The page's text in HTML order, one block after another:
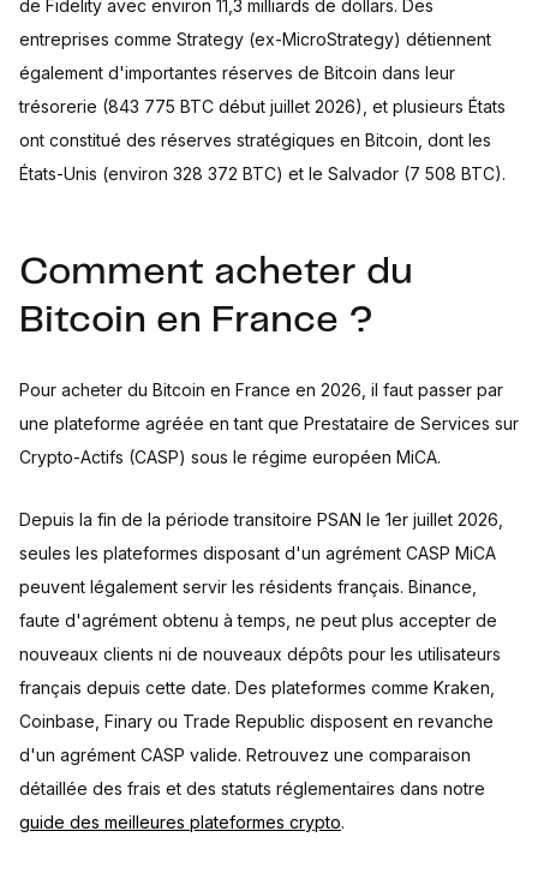
de Fidelity avec environ 11,3 milliards de dollars. Des
entreprises comme Strategy (ex-MicroStrategy) détiennent
également d'importantes réserves de Bitcoin dans leur
trésorerie (843 775 BTC début juillet 2026), et plusieurs États
ont constitué des réserves stratégiques en Bitcoin, dont les
États-Unis (environ 328 372 BTC) et le Salvador (7 508 BTC).
Comment acheter du
Bitcoin en France ?
Pour acheter du Bitcoin en France en 2026, il faut passer par
une plateforme agréée en tant que Prestataire de Services sur
Crypto-Actifs (CASP) sous le régime européen MiCA.
Depuis la fin de la période transitoire PSAN le 1er juillet 2026,
seules les plateformes disposant d'un agrément CASP MiCA
peuvent légalement servir les résidents français. Binance,
faute d'agrément obtenu à temps, ne peut plus accepter de
nouveaux clients ni de nouveaux dépôts pour les utilisateurs
français depuis cette date. Des plateformes comme Kraken,
Coinbase, Finary ou Trade Republic disposent en revanche
d'un agrément CASP valide. Retrouvez une comparaison
détaillée des frais et des statuts réglementaires dans notre
guide des meilleures plateformes crypto.